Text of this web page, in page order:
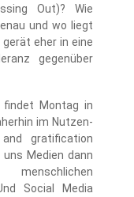
Out)? Wie
und wo liegt
gerät eher in eine
gegenüber
findet Montag in
im Nutzen-
gratification
Medien dann
Social Media